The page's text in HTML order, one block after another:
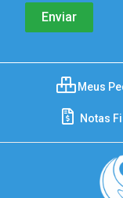
Meus
Notas